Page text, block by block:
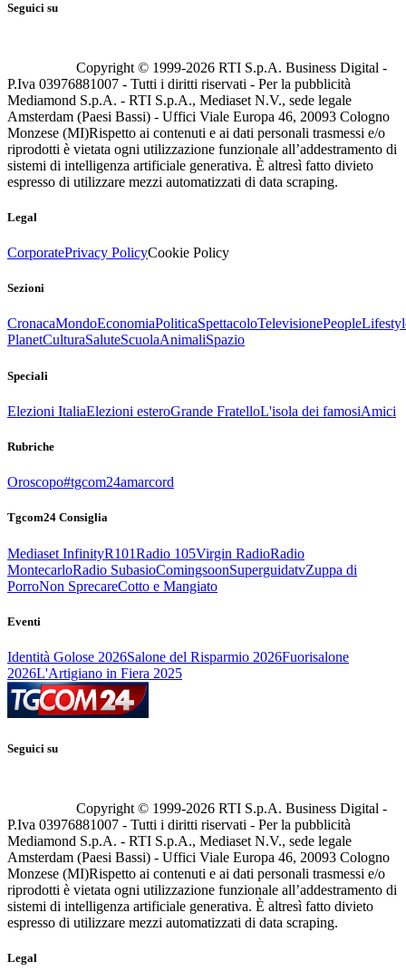
Seguici su
Copyright © 1999-2026 RTI S.p.A. Business Digital -
P.Iva 03976881007 - Tutti i diritti riservati - Per la pubblicità
Mediamond S.p.A. - RTI S.p.A., Mediaset N.V., sede legale
Amsterdam (Paesi Bassi) - Uffici Viale Europa 46, 20093 Cologno
Monzese (MI)Rispetto ai contenuti e ai dati personali trasmessi e/o
riprodotti è vietata ogni utilizzazione funzionale all’addestramento di
sistemi di intelligenza artificiale generativa. È altresì fatto divieto
espresso di utilizzare mezzi automatizzati di data scraping.
Legal
CorporatePrivacy PolicyCookie Policy
Sezioni
CronacaMondoEconomiaPoliticaSpettacoloTelevisionePeople
PlanetCulturaSaluteScuolaAnimaliSpazio
Speciali
Elezioni ItaliaElezioni esteroGrande FratelloL'isola dei famosiAmici
Rubriche
Oroscopo#tgcom24amarcord
Tgcom24 Consiglia
Mediaset InfinityR101Radio 105Virgin RadioRadio
MontecarloRadio SubasioComingsoonSuperguidatvZuppa di
PorroNon SprecareCotto e Mangiato
Eventi
Identità Golose 2026Salone del Risparmio 2026Fuorisalone
2026L'Artigiano in Fiera 2025
Seguici su
Copyright © 1999-2026 RTI S.p.A. Business Digital -
P.Iva 03976881007 - Tutti i diritti riservati - Per la pubblicità
Mediamond S.p.A. - RTI S.p.A., Mediaset N.V., sede legale
Amsterdam (Paesi Bassi) - Uffici Viale Europa 46, 20093 Cologno
Monzese (MI)Rispetto ai contenuti e ai dati personali trasmessi e/o
riprodotti è vietata ogni utilizzazione funzionale all’addestramento di
sistemi di intelligenza artificiale generativa. È altresì fatto divieto
espresso di utilizzare mezzi automatizzati di data scraping.
Legal